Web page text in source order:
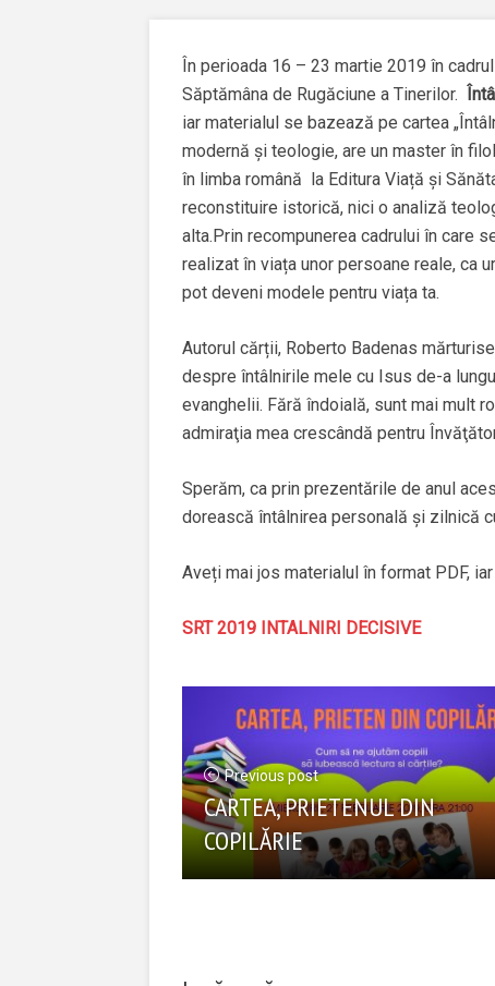
În perioada 16 – 23 martie 2019 în
Săptămâna de Rugăciune a Tinerilor.
iar materialul se bazează pe cartea
modernă și teologie, are un master în
în limba română la Editura Viață și
reconstituire istorică, nici o analiză
alta.Prin recompunerea cadrului în care
realizat în viața unor persoane reale, ca
pot deveni modele pentru viața ta.
Autorul cărții, Roberto Badenas
despre întâlnirile mele cu Isus de-a
evanghelii. Fără îndoială, sunt mai mult
admiraţia mea crescândă pentru
Sperăm, ca prin prezentările de anul
dorească întâlnirea personală și zilnică
Aveți mai jos materialul în format PDF,
SRT 2019 INTALNIRI DECISIVE
Previous post
CARTEA, PRIETENUL DIN
COPILĂRIE